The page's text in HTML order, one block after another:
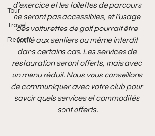
Tour
Travel
Resorts
d’exercice et les toilettes de parcours
ne seront pas accessibles, et l’usage
des voiturettes de golf pourrait être
limité aux sentiers ou même interdit
dans certains cas. Les services de
restauration seront offerts, mais avec
un menu réduit. Nous vous conseillons
de communiquer avec votre club pour
savoir quels services et commodités
sont offerts.